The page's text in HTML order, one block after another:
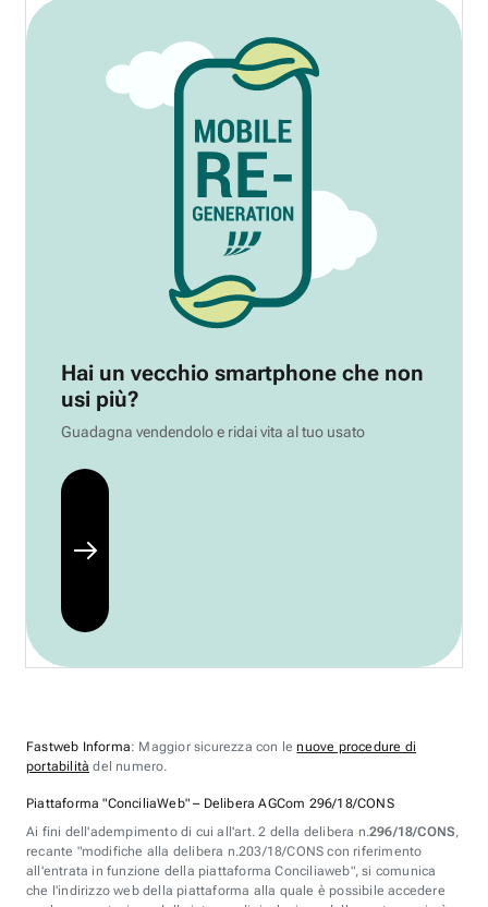
Hai un vecchio smartphone che non
usi più?
Guadagna vendendolo e ridai vita al tuo usato
Fastweb Informa: Maggior sicurezza con lenuove procedure di
portabilità del numero.
Piattaforma "ConciliaWeb" – Delibera AGCom 296/18/CONS
Ai fini dell'adempimento di cui all'art. 2 della delibera n.296/18/CONS,
recante "modifiche alla delibera n.203/18/CONS con riferimento
all'entrata in funzione della piattaforma Conciliaweb", si comunica
che l'indirizzo web della piattaforma alla quale è possibile accedere